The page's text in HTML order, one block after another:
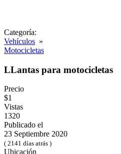
Categoría:
Vehículos »
Motocicletas
LLantas para motocicletas
Precio
$1
Vistas
1320
Publicado el
23 Septiembre 2020
( 2141 días atrás )
Ubicación